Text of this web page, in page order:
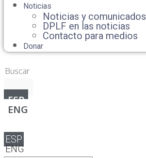
Noticias
Noticias y comunicados
DPLF en las noticias
Contacto para medios
Donar
ESP
ENG
ESP
ENG